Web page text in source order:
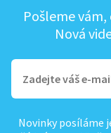
Pošleme vám,
Nová
Novinky posíláme